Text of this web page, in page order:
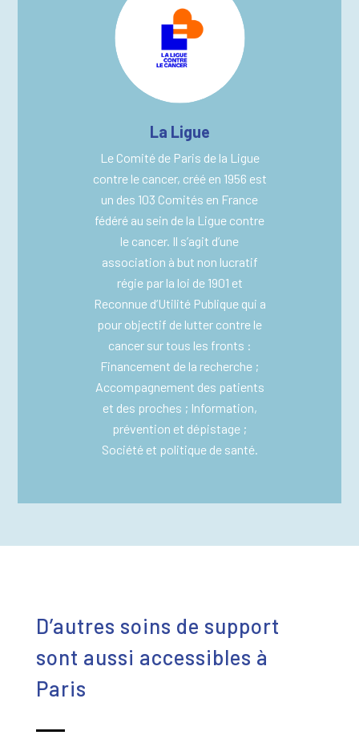
La Ligue
Le Comité de Paris de la Ligue
contre le cancer, créé en 1956 est
un des 103 Comités en France
fédéré au sein de la Ligue contre
le cancer. Il s’agit d’une
association à but non lucratif
régie par la loi de 1901 et
Reconnue d’Utilité Publique qui a
pour objectif de lutter contre le
cancer sur tous les fronts :
Financement de la recherche ;
Accompagnement des patients
et des proches ; Information,
prévention et dépistage ;
Société et politique de santé.
D’autres soins de support
sont aussi accessibles à
Paris